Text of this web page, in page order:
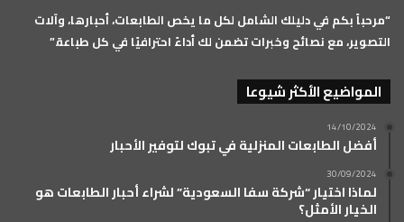
“مرحباً بكم في دليلك الشامل لكل ما يخص الطابعات، أحبارها، وآلات
التصوير، مع نصائح وخبرات تضمن لك أداءً احترافيًا في كل طباعة.”
المواضيع الأكثر شيوعا
14/10/2024
أفضل الطابعات المنزلية في تبوك لتوفير الأحبار
30/09/2024
لماذا اختيار “شركة سفا السعودية” لشراء أحبار الطابعات هو
الخيار الأمثل؟